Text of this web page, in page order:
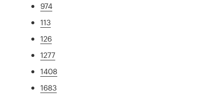
974
113
126
1277
1408
1683